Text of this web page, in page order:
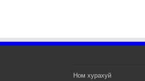
Ном хурахуй